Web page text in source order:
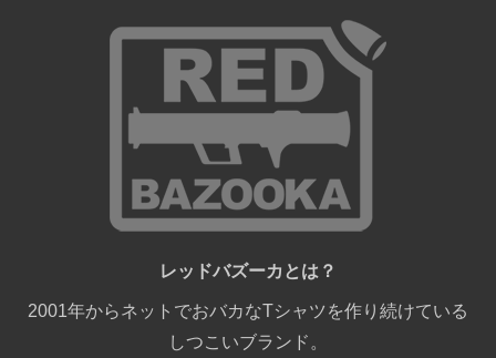
レッドバズーカとは？
2001年からネットでおバカなTシャツを作り続けている
しつこいブランド。